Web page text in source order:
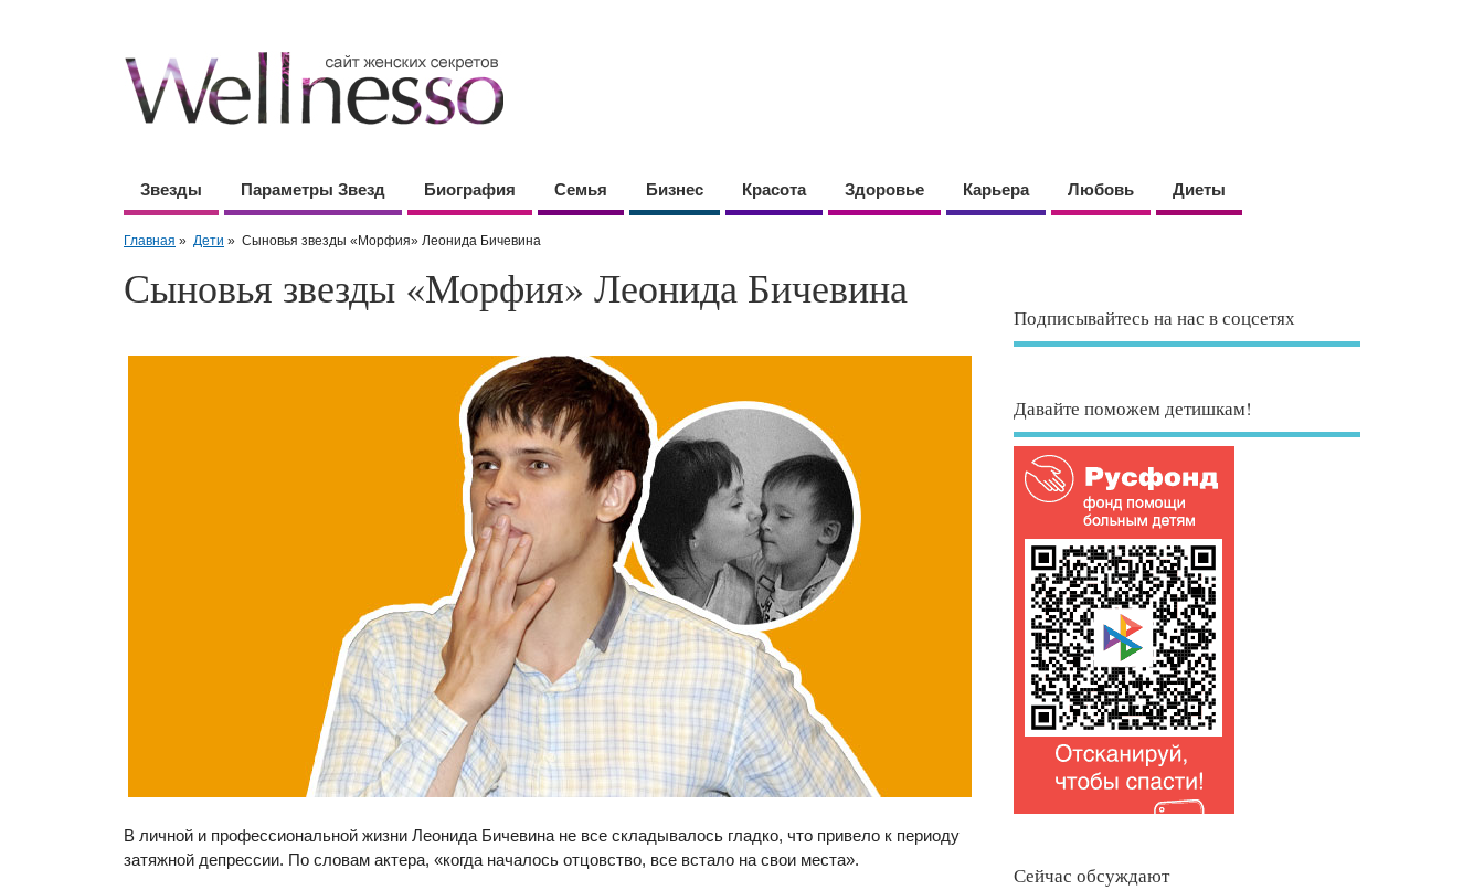
Звезды Параметры Звезд Биография Семья Бизнес Красота Здоровье Карьера Любовь Диеты
Главная » Дети » Сыновья звезды «Морфия» Леонида Бичевина
Сыновья звезды «Морфия» Леонида Бичевина
В личной и профессиональной жизни Леонида Бичевина не все складывалось гладко, что привело к периоду
затяжной депрессии. По словам актера, «когда началось отцовство, все встало на свои места».
Подписывайтесь на нас в соцсетях
Давайте поможем детишкам!
Сейчас обсуждают